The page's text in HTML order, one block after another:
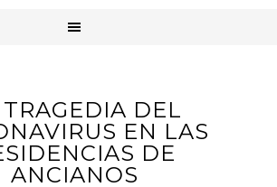
DEL
EN LAS
DE
ANCIANOS